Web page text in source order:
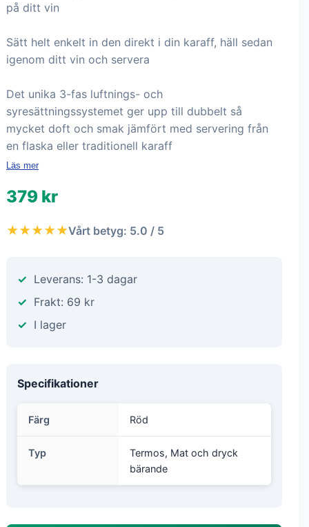
på ditt vin
Sätt helt enkelt in den direkt i din karaff, häll sedan
igenom ditt vin och servera
Det unika 3-fas luftnings- och
syresättningssystemet ger upp till dubbelt så
mycket doft och smak jämfört med servering från
en flaska eller traditionell karaff
Läs mer
379 kr
★★★★★Vårt betyg: 5.0 / 5
Leverans: 1-3 dagar
Frakt: 69 kr
I lager
Specifikationer
Färg Röd
Typ
Termos, Mat och dryck
bärande